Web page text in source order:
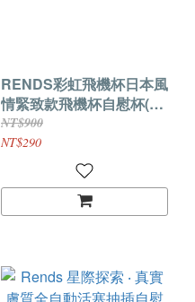
RENDS彩虹飛機杯日本風
情緊致款飛機杯自慰杯(紅
色)
NT$900
NT$290